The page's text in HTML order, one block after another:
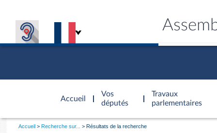
Accueil
d'accueil
Vos
députés
Travaux
parlementaires
Vous
Accueil Recherche sur... Résultats de la recherche